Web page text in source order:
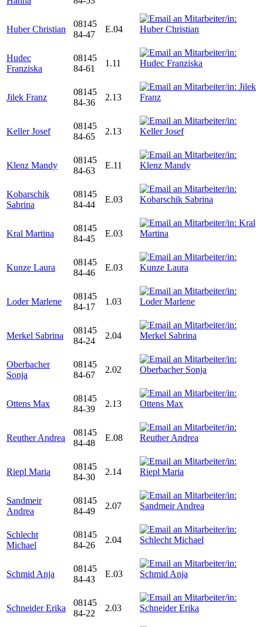
Huber Christian
08145
84-47
E.04
Hudec
Franziska
08145
84-61
1.11
Jilek Franz
08145
84-36
2.13
Keller Josef
08145
84-65
2.13
Klenz Mandy
08145
84-63
E.11
Kobarschik
Sabrina
08145
84-44
E.03
Kral Martina
08145
84-45
E.03
Kunze Laura
08145
84-46
E.03
Loder Marlene
08145
84-17
1.03
Merkel Sabrina
08145
84-24
2.04
Oberbacher
Sonja
08145
84-67
2.02
Ottens Max
08145
84-39
2.13
Reuther Andrea
08145
84-48
E.08
Riepl Maria
08145
84-30
2.14
Sandmeir
Andrea
08145
84-49
2.07
Schlecht
Michael
08145
84-26
2.04
Schmid Anja
08145
84-43
E.03
Schneider Erika
08145
84-22
2.03